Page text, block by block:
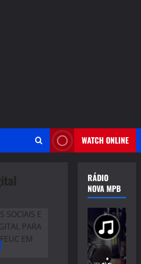
WATCH ONLINE
RÁDIO
NOVA MPB